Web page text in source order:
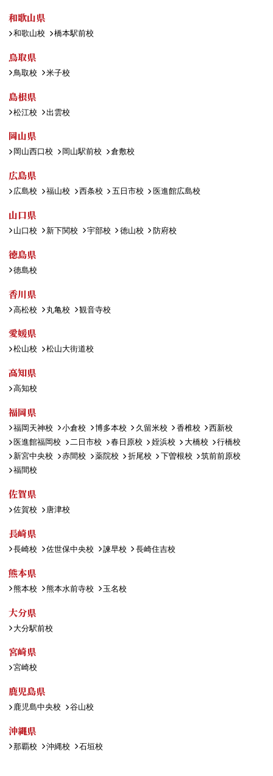
和歌山県
和歌山校 橋本駅前校
鳥取県
鳥取校 米子校
島根県
松江校 出雲校
岡山県
岡山西口校 岡山駅前校 倉敷校
広島県
広島校 福山校 西条校 五日市校 医進館広島校
山口県
山口校 新下関校 宇部校 徳山校 防府校
徳島県
徳島校
香川県
高松校 丸亀校 観音寺校
愛媛県
松山校 松山大街道校
高知県
高知校
福岡県
福岡天神校 小倉校 博多本校 久留米校 香椎校
西新校
医進館福岡校
二日市校 春日原校 姪浜校 大橋校
行橋校
新宮中央校
赤間校 薬院校 折尾校 下曽根校
筑前前原校
福間校
佐賀県
佐賀校 唐津校
長崎県
長崎校 佐世保中央校 諫早校 長崎住吉校
熊本県
熊本校 熊本水前寺校 玉名校
大分県
大分駅前校
宮崎県
宮崎校
鹿児島県
鹿児島中央校 谷山校
沖縄県
那覇校 沖縄校 石垣校